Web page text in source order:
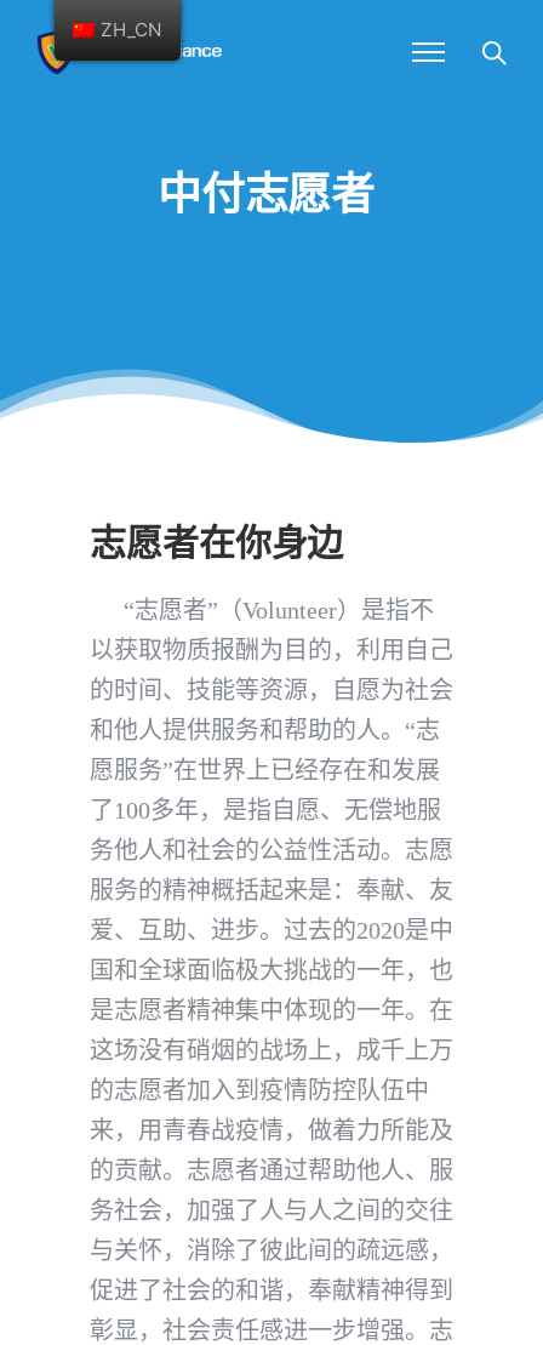
中付志愿者
志愿者在你身边
“志愿者”（Volunteer）是指不
以获取物质报酬为目的，利用自己
的时间、技能等资源，自愿为社会
和他人提供服务和帮助的人。“志
愿服务”在世界上已经存在和发展
了100多年，是指自愿、无偿地服
务他人和社会的公益性活动。志愿
服务的精神概括起来是：奉献、友
爱、互助、进步。过去的2020是中
国和全球面临极大挑战的一年，也
是志愿者精神集中体现的一年。在
这场没有硝烟的战场上，成千上万
的志愿者加入到疫情防控队伍中
来，用青春战疫情，做着力所能及
的贡献。志愿者通过帮助他人、服
务社会，加强了人与人之间的交往
与关怀，消除了彼此间的疏远感，
促进了社会的和谐，奉献精神得到
彰显，社会责任感进一步增强。志
ZH_CN